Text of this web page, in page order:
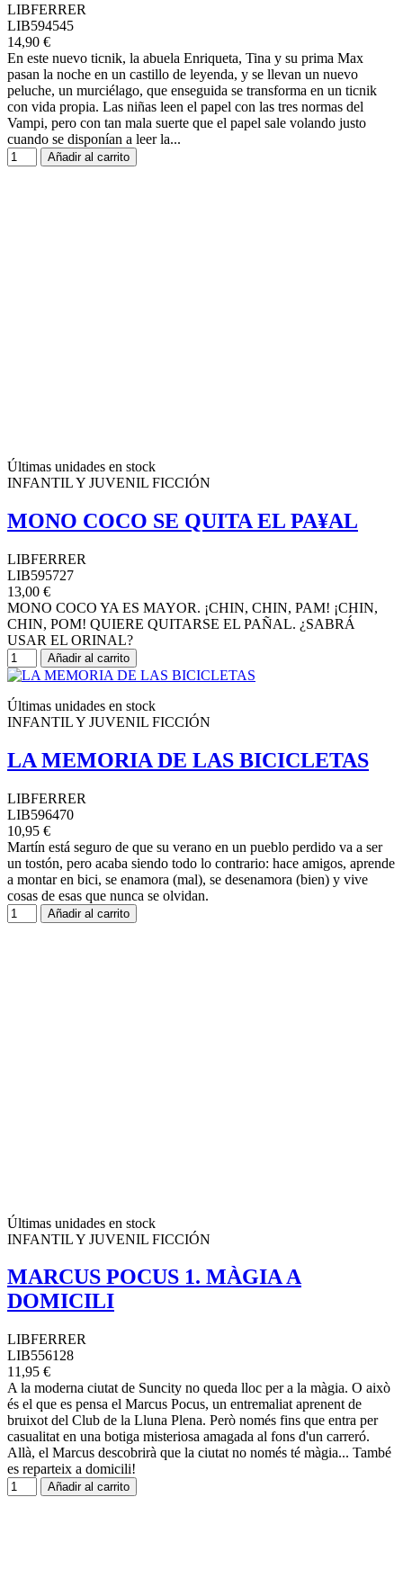
LIBFERRER
LIB594545
14,90 €
En este nuevo ticnik, la abuela Enriqueta, Tina y su prima Max
pasan la noche en un castillo de leyenda, y se llevan un nuevo
peluche, un murciélago, que enseguida se transforma en un ticnik
con vida propia. Las niñas leen el papel con las tres normas del
Vampi, pero con tan mala suerte que el papel sale volando justo
cuando se disponían a leer la...
Añadir al carrito
Últimas unidades en stock
INFANTIL Y JUVENIL FICCIÓN
MONO COCO SE QUITA EL PA¥AL
LIBFERRER
LIB595727
13,00 €
MONO COCO YA ES MAYOR. ¡CHIN, CHIN, PAM! ¡CHIN,
CHIN, POM! QUIERE QUITARSE EL PAÑAL. ¿SABRÁ
USAR EL ORINAL?
Añadir al carrito
Últimas unidades en stock
INFANTIL Y JUVENIL FICCIÓN
LA MEMORIA DE LAS BICICLETAS
LIBFERRER
LIB596470
10,95 €
Martín está seguro de que su verano en un pueblo perdido va a ser
un tostón, pero acaba siendo todo lo contrario: hace amigos, aprende
a montar en bici, se enamora (mal), se desenamora (bien) y vive
cosas de esas que nunca se olvidan.
Añadir al carrito
Últimas unidades en stock
INFANTIL Y JUVENIL FICCIÓN
MARCUS POCUS 1. MÀGIA A
DOMICILI
LIBFERRER
LIB556128
11,95 €
A la moderna ciutat de Suncity no queda lloc per a la màgia. O això
és el que es pensa el Marcus Pocus, un entremaliat aprenent de
bruixot del Club de la Lluna Plena. Però només fins que entra per
casualitat en una botiga misteriosa amagada al fons d'un carreró.
Allà, el Marcus descobrirà que la ciutat no només té màgia... També
es reparteix a domicili!
Añadir al carrito